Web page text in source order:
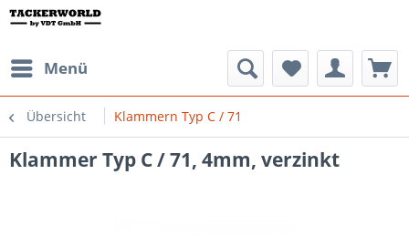
Menü
Übersicht Klammern Typ C / 71
Klammer Typ C / 71, 4mm, verzinkt